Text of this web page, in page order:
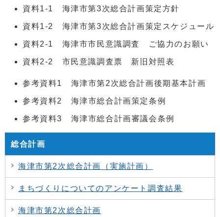
資料1-1 海津市第3次総合計画策定方針
資料1-2 海津市第3次総合計画策定スケジュール
資料2-1 海津市市民意識調査 ご協力のお願い
資料2-2 市民意識調査票 新旧対照表
参考資料1 海津市第2次総合計画後期基本計画
参考資料2 海津市総合計画策定条例
参考資料3 海津市総合計画審議会条例
総合計画
海津市第2次総合計画（実施計画）
まちづくりについてのアンケート調査結果
海津市第2次総合計画